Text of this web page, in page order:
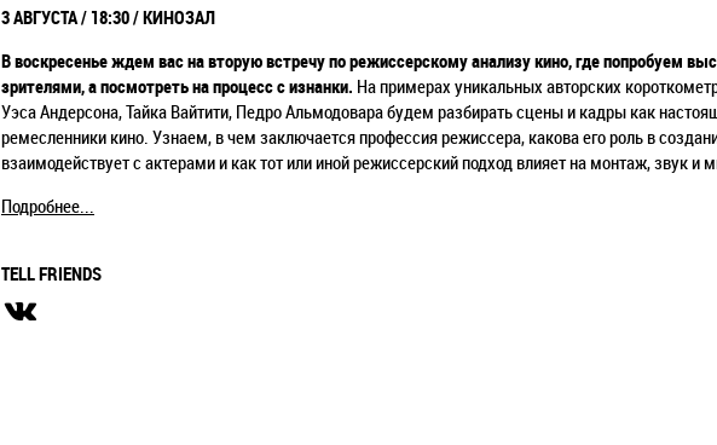
3 АВГУСТА / 18:30 / КИНОЗАЛ
В воскресенье ждем вас на вторую встречу по режиссерскому анализу кино, где попробуем
зрителями, а посмотреть на процесс с изнанки. На примерах уникальных авторских
Уэса Андерсона, Тайка Вайтити, Педро Альмодовара будем разбирать сцены и кадры как
ремесленники кино. Узнаем, в чем заключается профессия режиссера, какова его роль в
взаимодействует с актерами и как тот или иной режиссерский подход влияет на монтаж, звук и
Подробнее...
TELL FRIENDS